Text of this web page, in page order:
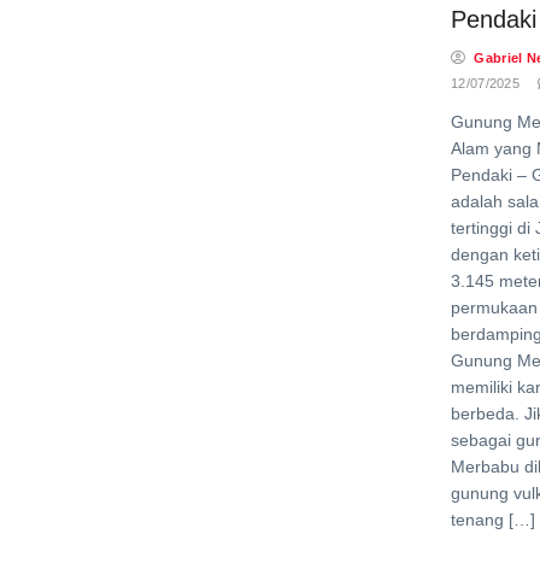
Pendaki
Gabriel
12/07/2025
Gunung
Alam yang
Pendaki –
adalah
tertinggi di
dengan
3.145
Gunung
memiliki
berbeda.
sebagai
Merbabu
gunung
tenang […]